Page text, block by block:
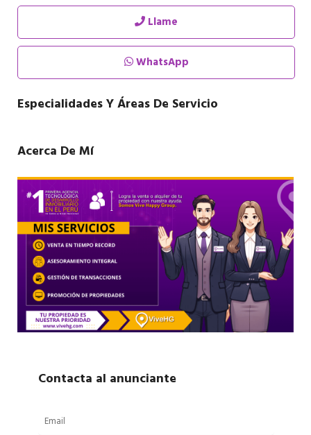
Llame
WhatsApp
Especialidades Y Áreas De Servicio
Acerca De Mí
Contacta al anunciante